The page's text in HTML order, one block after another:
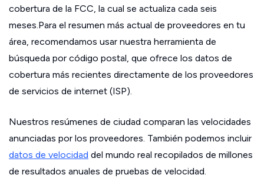
cobertura de la FCC, la cual se actualiza cada seis
meses.Para el resumen más actual de proveedores en tu
área, recomendamos usar nuestra herramienta de
búsqueda por código postal, que ofrece los datos de
cobertura más recientes directamente de los proveedores
de servicios de internet (ISP).
Nuestros resúmenes de ciudad comparan las velocidades
anunciadas por los proveedores. También podemos incluir
datos de velocidad del mundo real recopilados de millones
de resultados anuales de pruebas de velocidad.